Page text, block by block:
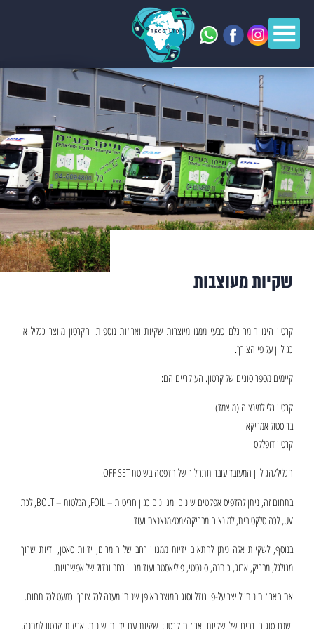
שקיות מעוצבות
קרטון הינו חומר גלם טבעי ממנו מיוצרות שקיות ואריזות נוספות. הקרטון מיוצר כגליל או
כגיליון על פי הצורך.
קיימים מספר סוגים של קרטון. העיקריים הם:
קרטון גלי למינציה (מוצמד)
בריסטול אמריקאי
קרטון דופלקס
הגליל/הגיליון המעובד עובר תתהליך של הדפסה בשיטת OFF SET.
בתחום זה, ניתן להדפיס אפקטים שונים ומגוונים כגון חריטות – FOIL, הבלטות – BOLT, לכת
UV, לכה סלקטיבית, למינציה מבריקה/מט/מנצנצת ועוד
בנוסף, לשקיות אלה ניתן להתאים ידיות ממגוון רחב של חומרים; ידיות סאטן, ידיות שרוך
מגולגל, מבריק, ארוג, כותנה, סינטטי, פוליאסטר ועוד מגוון רחב וגדול של אפשרויות.
את האריזות ניתן לייצר על-פי גודל וסוג המוצר באופן שנותן מענה לכל צורך וכמעט לכל תחום.
ישנם סוגים רבים של שקיות ואריזות קרטון; שקיות עם ידיות שונות, אריזות קרטון למתנה,